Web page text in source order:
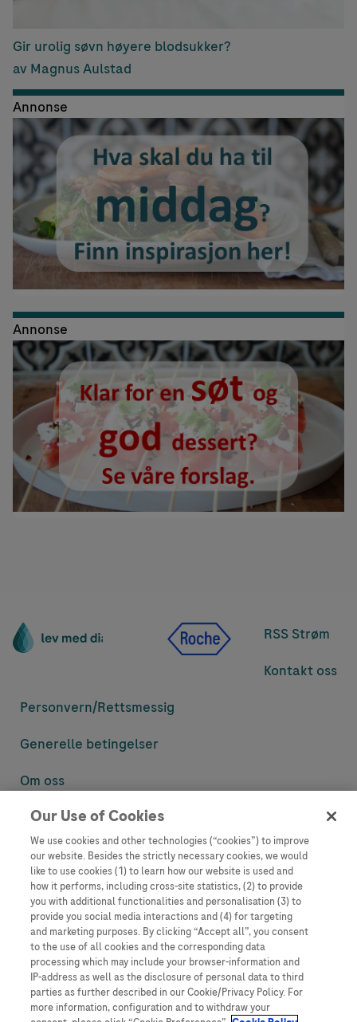
Gir urolig søvn høyere blodsukker?
av Magnus Aulstad
Annonse
Annonse
RSS Strøm
Kontakt oss
Personvern/Rettsmessig
Generelle betingelser
Om oss
Denne nettsiden inneholder informasjon som er målsatt til en stor
informasjon som ellers ikke er tilgjengelig eller gyldig i ditt land.
Vennligst vær oppmerksom på at vi ikke tar noe ansvar for tilgang til
informasjon som muligens ikke er i samsvar med noen gyldig juridisk
prosess, regulering, registrering eller bruk i bostedslandet ditt.
Roche har ikke alltid mulighet til å kvalitetssikre andres innlegg, men
vil fjerne villedende eller upassende innlegg så langt det lar seg gjøre.
Vi har ikke ansvar for innhold på eksterne nettsider som det lenkes til.
Kopiering av materiale fra dette nettstedet for bruk annet sted er ikke
tillatt uten avtale. Nettstedet selger plass til annonsører, og slikt
innhold er merket.
Our Use of Cookies
We use cookies and other technologies (“cookies”) to improve
our website. Besides the strictly necessary cookies, we would
like to use cookies (1) to learn how our website is used and
how it performs, including cross-site statistics, (2) to provide
you with additional functionalities and personalisation (3) to
provide you social media interactions and (4) for targeting
and marketing purposes. By clicking “Accept all”, you consent
to the use of all cookies and the corresponding data
processing which may include your browser-information and
IP-address as well as the disclosure of personal data to third
parties as further described in our Cookie/Privacy Policy. For
more information, configuration and to withdraw your